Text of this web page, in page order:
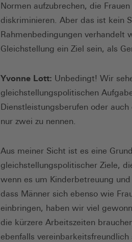
Normen aufzubrechen, die
diskriminieren. Aber das ist kein
Rahmenbedingungen verhandelt
Gleichstellung ein Ziel sein, als
Yvonne Lott: Unbedingt! Wir
gleichstellungspolitischen
Dienstleistungsberufen oder
nur zwei zu nennen.
Aus meiner Sicht ist es eine
gleichstellungspolitischer Ziele,
wenn es um Kinderbetreuung
dass Männer sich ebenso wie
einbringen, haben wir viel
die kürzere Arbeitszeiten
ebenfalls vereinbarkeitsfreundlich